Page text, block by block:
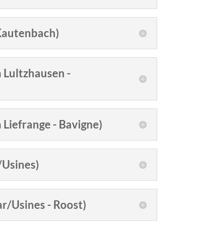
Lultzhausen -
- Bavigne)
Usines - Roost)